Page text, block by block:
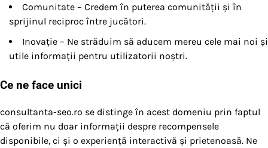
Comunitate – Credem în puterea comunității și în
sprijinul reciproc între jucători.
Inovație – Ne străduim să aducem mereu cele mai noi și
utile informații pentru utilizatorii noștri.
Ce ne face unici
consultanta-seo.ro se distinge în acest domeniu prin faptul
că oferim nu doar informații despre recompensele
disponibile, ci și o experiență interactivă și prietenoasă. Ne